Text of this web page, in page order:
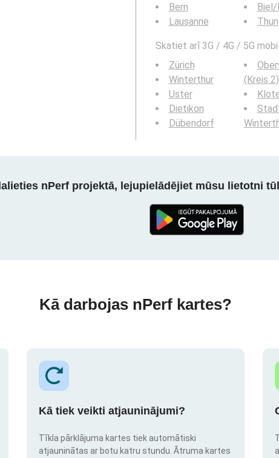
Bern
Lausanne
Biel/
Thun
Skatiet arī 3G / 4G / 5G
Zürich
Winterthur
Uster
Dietikon
Dübendorf
(Kreis 2)
nPerf projektā, lejupielādējiet mūsu lietotni
Kā darbojas nPerf kartes?
Kā tiek veikti atjauninājumi?
Tīkla pārklājuma kartes tiek automātiski
atjauninātas ar botu katru stundu. Ātruma kartes